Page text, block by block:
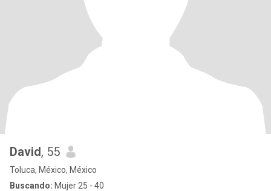
David, 55
Toluca, México, México
Buscando: Mujer 25 - 40